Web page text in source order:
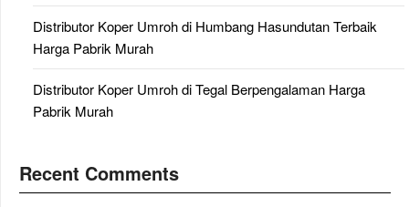
Distributor Koper Umroh di Humbang Hasundutan Terbaik
Harga Pabrik Murah
Distributor Koper Umroh di Tegal Berpengalaman Harga
Pabrik Murah
Recent Comments